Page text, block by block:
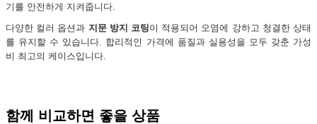
기를 안전하게 지켜줍니다.
다양한 컬러 옵션과 지문 방지 코팅이 적용되어 오염에 강하고 청결한 상태
를 유지할 수 있습니다. 합리적인 가격에 품질과 실용성을 모두 갖춘 가성
비 최고의 케이스입니다.
함께 비교하면 좋을 상품